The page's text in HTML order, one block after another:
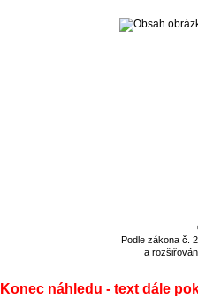
Podle zákona č.
a
Konec náhledu - text dále